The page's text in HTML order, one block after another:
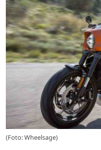
(Foto: Wheelsage)